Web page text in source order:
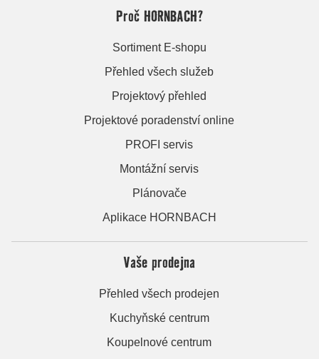
Proč HORNBACH?
Sortiment E-shopu
Přehled všech služeb
Projektový přehled
Projektové poradenství online
PROFI servis
Montážní servis
Plánovače
Aplikace HORNBACH
Vaše prodejna
Přehled všech prodejen
Kuchyňské centrum
Koupelnové centrum